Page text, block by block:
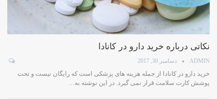
نکاتی درباره خرید دارو در کانادا
ADMIN دسامبر 30, 2017
خرید دارو در کانادا از جمله هزینه های پزشکی است که رایگان نیست و تحت
پوشش کارت سلامت قرار نمی گیرد. در این نوشته به…